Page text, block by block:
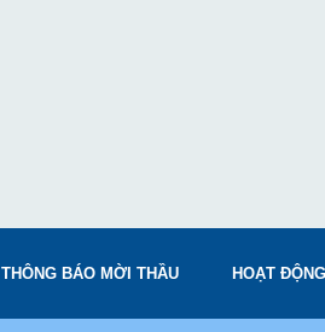
THÔNG BÁO MỜI THẦU HOẠT